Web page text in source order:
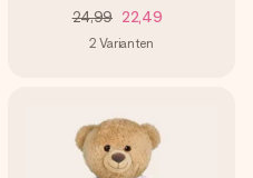
24,99 22,49
2 Varianten